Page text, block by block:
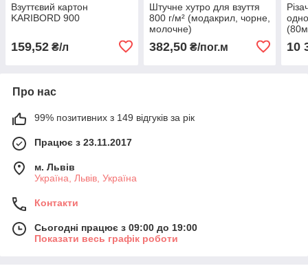
Взуттєвий картон
KARIBORD 900
159,52 ₴/л
Штучне хутро для взуття
800 г/м² (модакрил, чорне,
молочне)
382,50₴/пог.м 10
Про нас
99% позитивних з 149 відгуків за рік
Працює з 23.11.2017
м. Львів
Україна, Львів, Україна
Контакти
Сьогодні працює з 09:00 до 19:00
Показати весь графік роботи